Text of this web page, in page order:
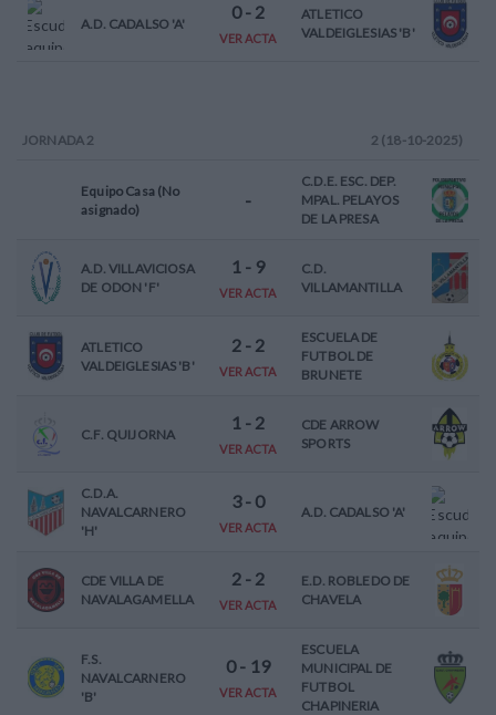
A.D. CADALSO 'A'
0- 2
VER ACTA
ATLETICO
VALDEIGLESIAS 'B'
JORNADA 2 2 (18-10-2025)
Equipo Casa (No
asignado)
-
C.D.E. ESC. DEP.
MPAL. PELAYOS
DE LA PRESA
A.D. VILLAVICIOSA
DE ODON 'F'
1- 9
VER ACTA
C.D.
VILLAMANTILLA
ATLETICO
VALDEIGLESIAS 'B'
2- 2
VER ACTA
ESCUELA DE
FUTBOL DE
BRUNETE
C.F. QUIJORNA
1- 2
VER ACTA
CDE ARROW
SPORTS
C.D.A.
NAVALCARNERO
'H'
3- 0
VER ACTA
A.D. CADALSO 'A'
CDE VILLA DE
NAVALAGAMELLA
2- 2
VER ACTA
E.D. ROBLEDO DE
CHAVELA
F.S.
NAVALCARNERO
'B'
0- 19
VER ACTA
ESCUELA
MUNICIPAL DE
FUTBOL
CHAPINERIA